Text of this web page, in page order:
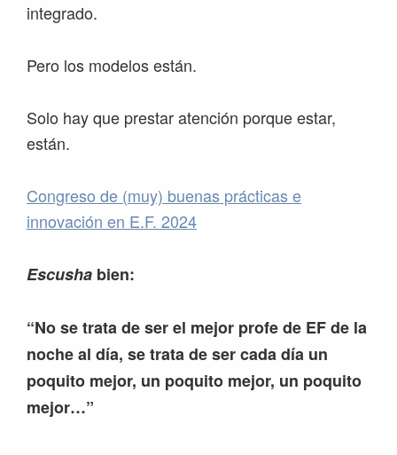
integrado.
Pero los modelos están.
Solo hay que prestar atención porque estar,
están.
Congreso de (muy) buenas prácticas e
innovación en E.F. 2024
Escusha bien:
“No se trata de ser el mejor profe de EF de la
noche al día, se trata de ser cada día un
poquito mejor, un poquito mejor, un poquito
mejor…”